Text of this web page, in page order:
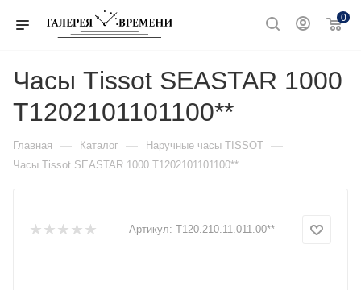
0
Часы Тissot SEASTAR 1000
T1202101101100**
Главная — Каталог — Наручные часы TISSOT —
Часы Тissot SEASTAR 1000 T1202101101100**
Артикул: T120.210.11.011.00**